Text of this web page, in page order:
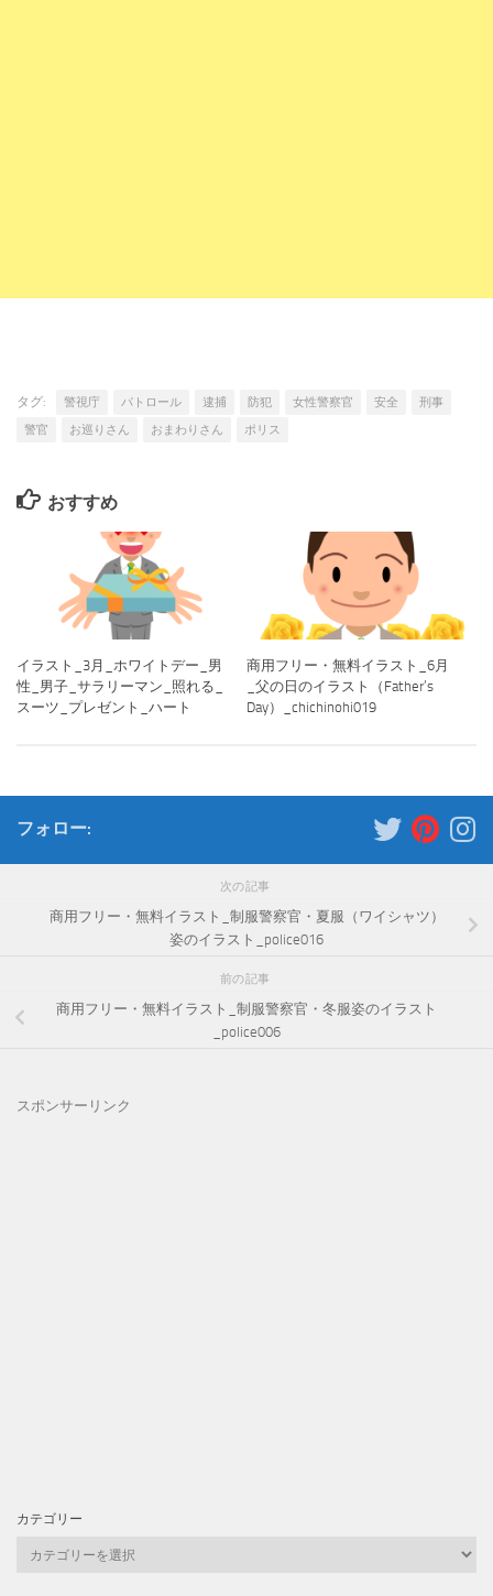
タグ: 警視庁 パトロール 逮捕 防犯 女性警察官 安全
刑事
警官
お巡りさん おまわりさん ポリス
おすすめ
イラスト_3月_ホワイトデー_男
性_男子_サラリーマン_照れる_
スーツ_プレゼント_ハート
商用フリー・無料イラスト_6月
_父の日のイラスト（Father’s
Day）_chichinohi019
フォロー:
次の記事
商用フリー・無料イラスト_制服警察官・夏服（ワイシャツ）
姿のイラスト_police016
前の記事
商用フリー・無料イラスト_制服警察官・冬服姿のイラスト
_police006
スポンサーリンク
カテゴリー